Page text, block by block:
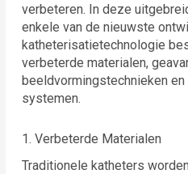
verbeteren. In deze
enkele van de nieuwste
katheterisatietechnologie
verbeterde materialen,
beeldvormingstechnieken
systemen.
1. Verbeterde Materialen
Traditionele katheters